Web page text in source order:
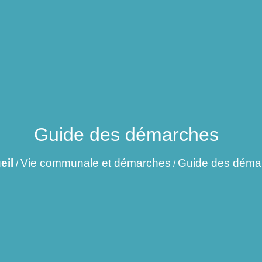
Guide des démarches
/Vie communale et démarches / Guide des